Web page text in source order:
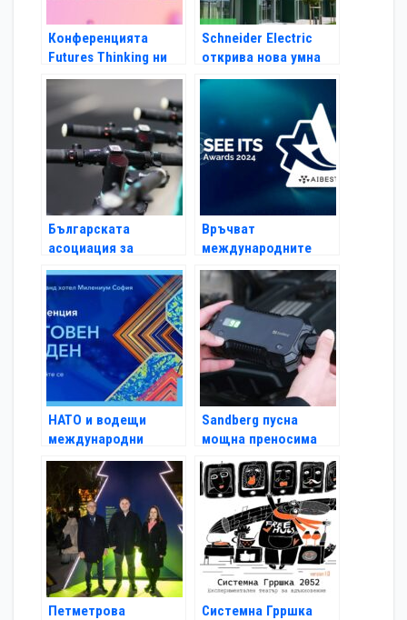
Конференцията
Futures Thinking ни
подготвя за
бъдещето
Schneider Electric
открива нова умна
фабрика в Унгария и
увеличава
производствения си
капацитет в Европа
Българската
асоциация за
електромобилност с
нови съвети за
безопасно
управление на
електрически
тротинетки
Връчват
международните
награди за иновации
и технологии в
бизнеса SEE ITS
Awards 2024 през
ноември
НАТО и водещи
международни
експерти пристигат
в София за 25-ия
Световен ГИС ден
Sandberg пусна
мощна преносима
батерия, която може
да стартира
изтощен акумулатор
на кола
Петметрова
Системна Грршка